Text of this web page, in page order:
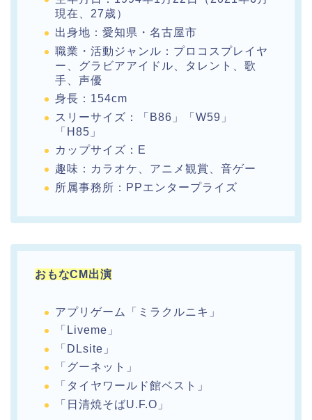
現在、27歳）
出身地：愛知県・名古屋市
職業・活動ジャンル：プロコスプレイヤ
ー、グラビアアイドル、タレント、歌
手、声優
身長：154cm
スリーサイズ：「B86」「W59」
「H85」
カップサイズ：E
趣味：カラオケ、アニメ観賞、音ゲー
所属事務所：PPエンタープライズ
おもなCM出演
アプリゲーム「ミラクルニキ」
「Liveme」
「DLsite」
「グーネット」
「タイヤワールド館ベスト」
「日清焼そばU.F.O」